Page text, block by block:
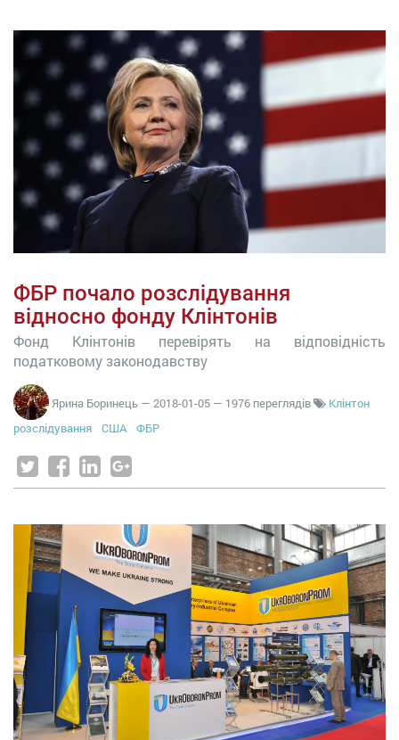
ФБР почало розслідування
відносно фонду Клінтонів
Фонд Клінтонів перевірять на відповідність
податковому законодавству
Ярина Боринець — 2018-01-05 — 1976 переглядів
Клінтон
розслідування
США ФБР